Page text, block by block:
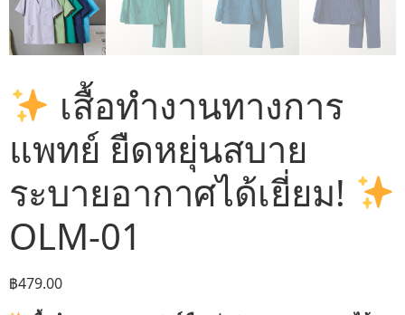
เสื้อทำงานทางการ
แพทย์ ยืดหยุ่นสบาย
ระบายอากาศได้เยี่ยม!
OLM-01
฿479.00